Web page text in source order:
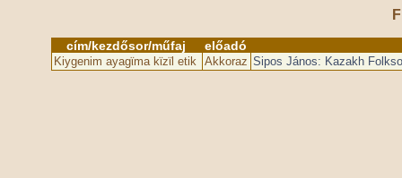
cím/kezdősor/műfaj előadó
Kiygenim ayagϊma kϊzϊl etik Akkoraz Sipos János: Kazakh